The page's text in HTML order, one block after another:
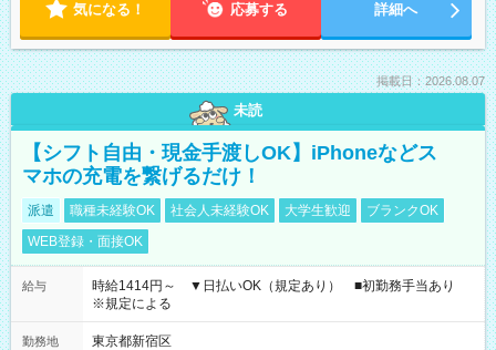
気になる！ 応募する 詳細へ
掲載日：2026.08.07
未読
【シフト自由・現金手渡しOK】iPhoneなどス
マホの充電を繋げるだけ！
派遣 職種未経験OK 社会人未経験OK 大学生歓迎
ブランクOK
WEB登録・面接OK
給与
時給1414円～ ▼日払いOK（規定あり） ■初勤務手当あり
※規定による
勤務地
東京都新宿区